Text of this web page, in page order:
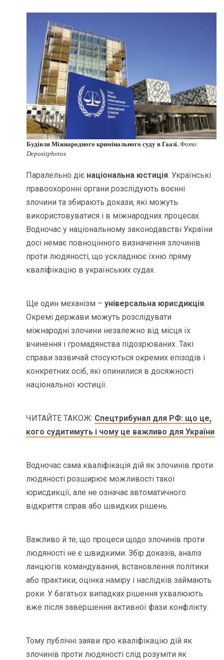
Будівля Міжнародного кримінального суду в Гаазі.Фото:
Depositphotos
Паралельно діє національна юстиція. Українські
правоохоронні органи розслідують воєнні
злочини та збирають докази, які можуть
використовуватися і в міжнародних процесах.
Водночас у національному законодавстві України
досі немає повноцінного визначення злочинів
проти людяності, що ускладнює їхню пряму
кваліфікацію в українських судах.
Ще один механізм –універсальна юрисдикція.
Окремі держави можуть розслідувати
міжнародні злочини незалежно від місця їх
вчинення і громадянства підозрюваних. Такі
справи зазвичай стосуються окремих епізодів і
конкретних осіб, які опинилися в досяжності
національної юстиції.
ЧИТАЙТЕ ТАКОЖ: Спецтрибунал для РФ: що це,
кого судитимуть і чому це важливо для України
Водночас сама кваліфікація дій як злочинів проти
людяності розширює можливості такої
юрисдикції, але не означає автоматичного
відкриття справ або швидких рішень.
Важливо й те, що процеси щодо злочинів проти
людяності не є швидкими. Збір доказів, аналіз
ланцюгів командування, встановлення політики
або практики, оцінка наміру і наслідків займають
роки. У багатьох випадках рішення ухвалюють
вже після завершення активної фази конфлікту.
Тому публічні заяви про кваліфікацію дій як
злочинів проти людяності слід розуміти як